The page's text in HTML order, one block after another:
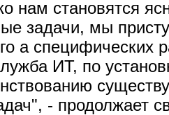
нам становятся
задачи, мы
а специфических
ИТ, по
- продолжает